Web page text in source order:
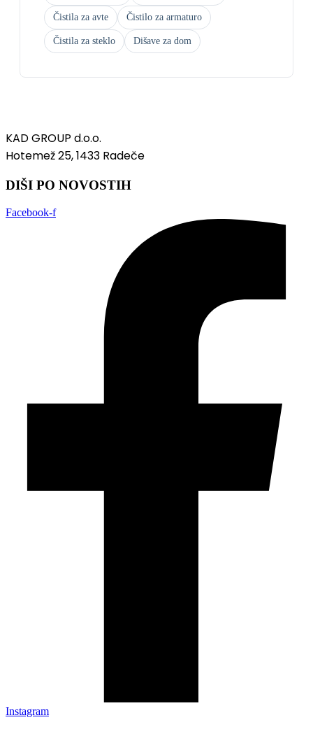
Čistila za avte Čistilo za armaturo
Čistila za steklo Dišave za dom
KAD GROUP d.o.o.
Hotemež 25, 1433 Radeče
DIŠI PO NOVOSTIH
Facebook-f
Instagram